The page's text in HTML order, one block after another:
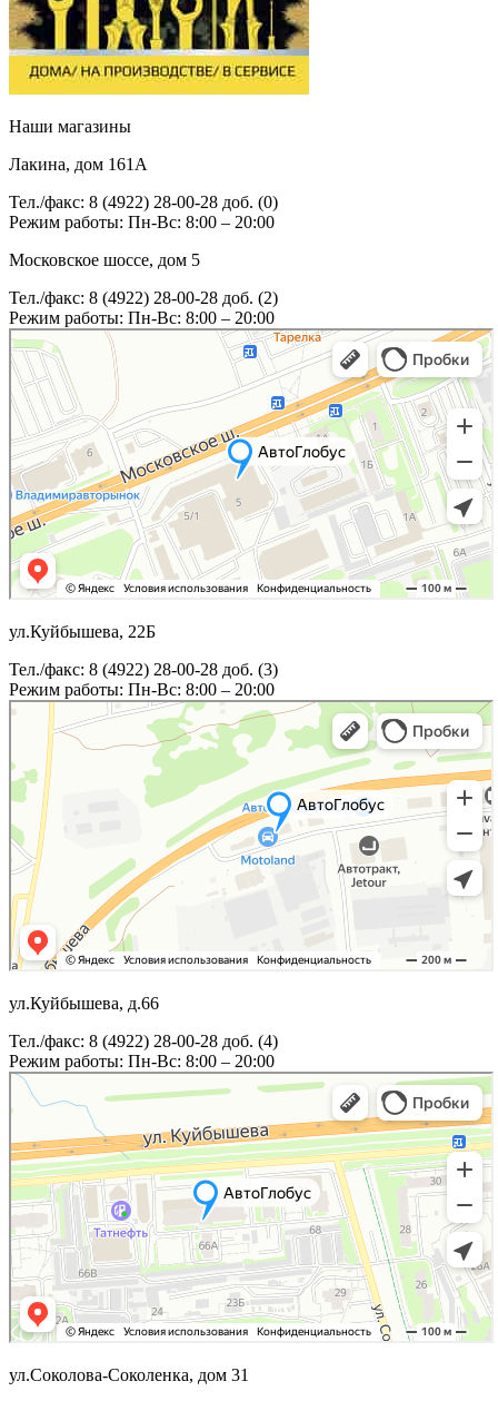
Наши магазины
Лакина, дом 161А
Тел./факс: 8 (4922) 28-00-28 доб. (0)
Режим работы: Пн-Вс: 8:00 – 20:00
Московское шоссе, дом 5
Тел./факс: 8 (4922) 28-00-28 доб. (2)
Режим работы: Пн-Вс: 8:00 – 20:00
ул.Куйбышева, 22Б
Тел./факс: 8 (4922) 28-00-28 доб. (3)
Режим работы: Пн-Вс: 8:00 – 20:00
ул.Куйбышева, д.66
Тел./факс: 8 (4922) 28-00-28 доб. (4)
Режим работы: Пн-Вс: 8:00 – 20:00
ул.Соколова-Соколенка, дом 31